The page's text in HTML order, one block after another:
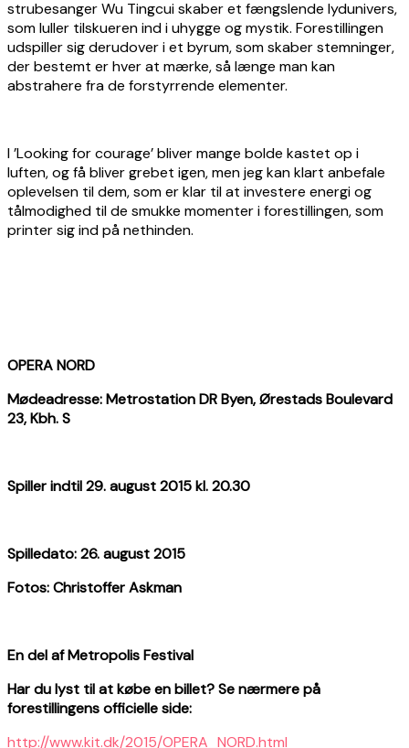
strubesanger Wu Tingcui skaber et fængslende lydunivers,
som luller tilskueren ind i uhygge og mystik. Forestillingen
udspiller sig derudover i et byrum, som skaber stemninger,
der bestemt er hver at mærke, så længe man kan
abstrahere fra de forstyrrende elementer.
I ’Looking for courage’ bliver mange bolde kastet op i
luften, og få bliver grebet igen, men jeg kan klart anbefale
oplevelsen til dem, som er klar til at investere energi og
tålmodighed til de smukke momenter i forestillingen, som
printer sig ind på nethinden.
OPERA NORD
Mødeadresse: Metrostation DR Byen, Ørestads Boulevard
23, Kbh. S
Spiller indtil 29. august 2015 kl. 20.30
Spilledato: 26. august 2015
Fotos: Christoffer Askman
En del af Metropolis Festival
Har du lyst til at købe en billet? Se nærmere på
forestillingens officielle side:
http://www.kit.dk/2015/OPERA_NORD.html